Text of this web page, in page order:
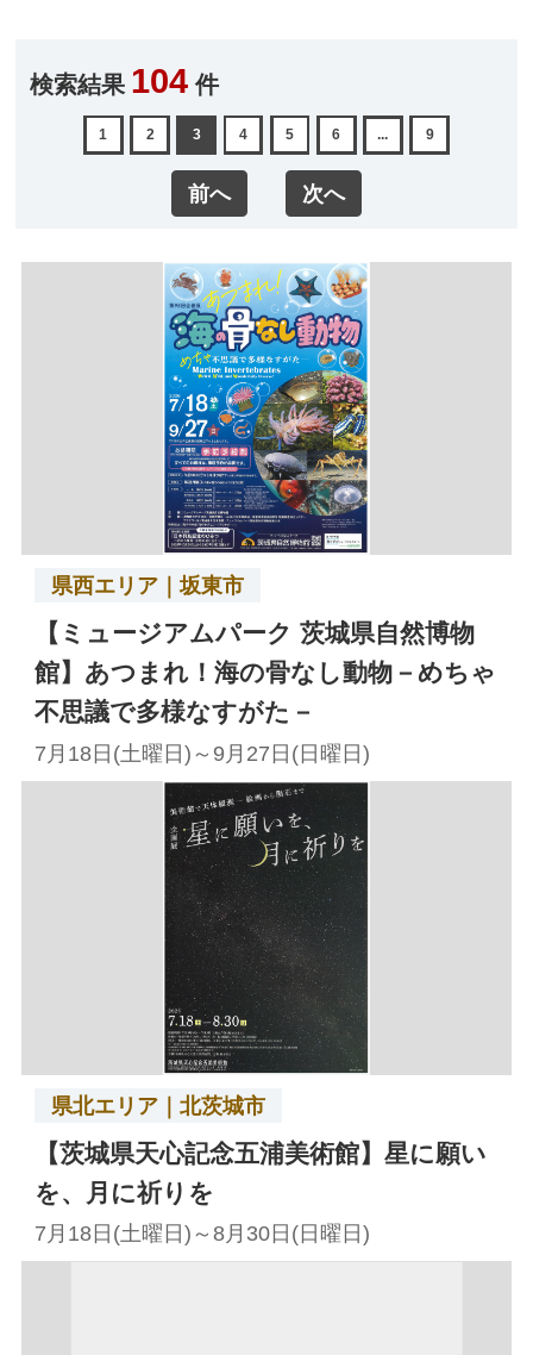
検索結果 104 件
前へ
1 2 3 4 5 6 ... 9
次へ
県西エリア｜坂東市
【ミュージアムパーク 茨城県自然博物
館】あつまれ！海の骨なし動物－めちゃ
不思議で多様なすがた－
7月18日(土曜日)～9月27日(日曜日)
県北エリア｜北茨城市
【茨城県天心記念五浦美術館】星に願い
を、月に祈りを
7月18日(土曜日)～8月30日(日曜日)